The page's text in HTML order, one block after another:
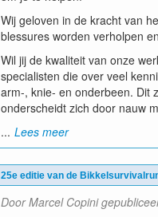
Wij geloven in de kracht van
blessures worden verholpen
Wil jij de kwaliteit van onze
specialisten die over veel
arm-, knie- en onderbeen. Dit
onderscheidt zich door nauw
... Lees meer
25e editie van de
Door Marcel Copini